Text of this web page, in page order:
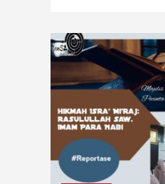
Selamatkan
Generasi
Liberalisasi